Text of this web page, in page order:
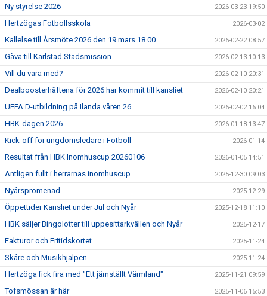
Ny styrelse 2026 2026-03-23 19:50
Hertzögas Fotbollsskola 2026-03-02
Kallelse till Årsmöte 2026 den 19 mars 18.00 2026-02-22 08:57
Gåva till Karlstad Stadsmission 2026-02-13 10:13
Vill du vara med? 2026-02-10 20:31
Dealboosterhäftena för 2026 har kommit till kansliet 2026-02-10 20:21
UEFA D-utbildning på Ilanda våren 26 2026-02-02 16:04
HBK-dagen 2026 2026-01-18 13:47
Kick-off för ungdomsledare i Fotboll 2026-01-14
Resultat från HBK Inomhuscup 20260106 2026-01-05 14:51
Äntligen fullt i herrarnas inomhuscup 2025-12-30 09:03
Nyårspromenad 2025-12-29
Öppettider Kansliet under Jul och Nyår 2025-12-18 11:10
HBK säljer Bingolotter till uppesittarkvällen och Nyår 2025-12-17
Fakturor och Fritidskortet 2025-11-24
Skåre och Musikhjälpen 2025-11-24
Hertzöga fick fira med "Ett jämställt Värmland" 2025-11-21 09:59
Tofsmössan är här 2025-11-06 15:53